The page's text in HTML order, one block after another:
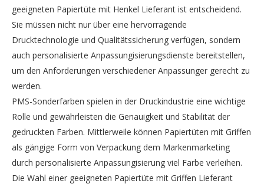
geeigneten Papiertüte mit Henkel Lieferant ist entscheidend.
Sie müssen nicht nur über eine hervorragende
Drucktechnologie und Qualitätssicherung verfügen, sondern
auch personalisierte Anpassungisierungsdienste bereitstellen,
um den Anforderungen verschiedener Anpassunger gerecht zu
werden.
PMS-Sonderfarben spielen in der Druckindustrie eine wichtige
Rolle und gewährleisten die Genauigkeit und Stabilität der
gedruckten Farben. Mittlerweile können Papiertüten mit Griffen
als gängige Form von Verpackung dem Markenmarketing
durch personalisierte Anpassungisierung viel Farbe verleihen.
Die Wahl einer geeigneten Papiertüte mit Griffen Lieferant